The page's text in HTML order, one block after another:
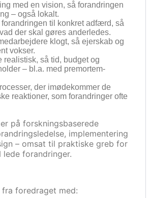
med en vision, så forandringen
– også lokalt.
til konkret adfærd, så
der skal gøres anderledes.
klogt, så ejerskab og
vokser.
så tid, budget og
– bl.a. med premortem-
der imødekommer de
reaktioner, som forandringer ofte
på forskningsbaserede
implementering
– omsat til praktiske greb for
lede forandringer.
foredraget med: